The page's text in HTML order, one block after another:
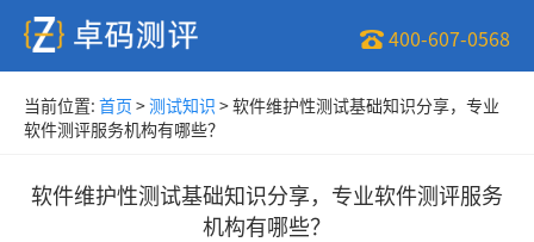
400-607-0568
当前位置: 首页 >测试知识 >软件维护性测试基础知识分享，专业
软件测评服务机构有哪些？
软件维护性测试基础知识分享，专业软件测评服务
机构有哪些？